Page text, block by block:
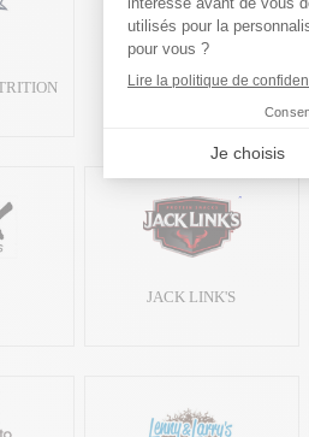
JACK LINK'S